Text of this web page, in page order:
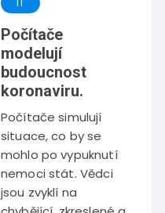
IT
Počítače
modelují
budoucnost
koronaviru.
Počítače simulují
situace, co by se
mohlo po vypuknutí
nemoci stát. Vědci
jsou zvyklí na